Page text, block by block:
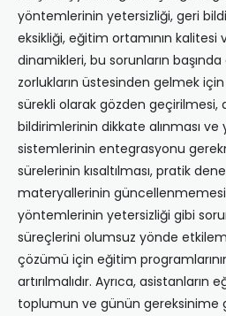
yöntemlerinin yetersizliği, geri
eksikliği, eğitim ortamının kalitesi
dinamikleri, bu sorunların
zorlukların üstesinden gelmek
sürekli olarak gözden geçirilmesi,
bildirimlerinin dikkate alınması
sistemlerinin entegrasyonu
sürelerinin kısaltılması, pratik
materyallerinin
yöntemlerinin yetersizliği gibi
süreçlerini olumsuz yönde
çözümü için eğitim
artırılmalıdır. Ayrıca, asistanların
toplumun ve günün gereksinime